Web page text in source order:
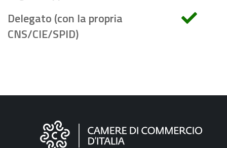
Delegato (con la propria
CNS/CIE/SPID)
Informazioni